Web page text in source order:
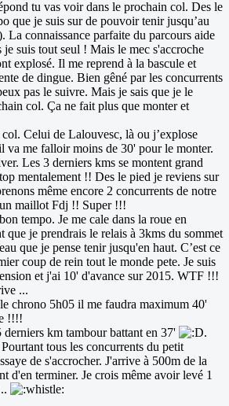
tu vas voir dans le prochain col. Des le
que je suis sur de pouvoir tenir jusqu’au
La connaissance parfaite du parcours aide
suis tout seul ! Mais le mec s'accroche
explosé. Il me reprend à la bascule et
de dingue. Bien gêné par les concurrents
pas le suivre. Mais je sais que je le
col. Ça ne fait plus que monter et
Celui de Lalouvesc, là ou j’explose
va me falloir moins de 30' pour le monter.
Les 3 derniers kms se montent grand
mentalement !! Des le pied je reviens sur
même encore 2 concurrents de notre
maillot Fdj !! Super !!!
tempo. Je me cale dans la roue en
que je prendrais le relais à 3kms du sommet
que je pense tenir jusqu'en haut. C’est ce
coup de rein tout le monde pete. Je suis
et j'ai 10' d'avance sur 2015. WTF !!!
...
chrono 5h05 il me faudra maximum 40'
!!!!
derniers km tambour battant en 37'
.
tous les concurrents du petit
de s'accrocher. J'arrive à 500m de la
d'en terminer. Je crois même avoir levé 1